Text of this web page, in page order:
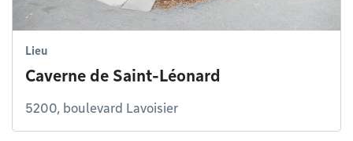
Lieu
Caverne de Saint-Léonard
5200, boulevard Lavoisier